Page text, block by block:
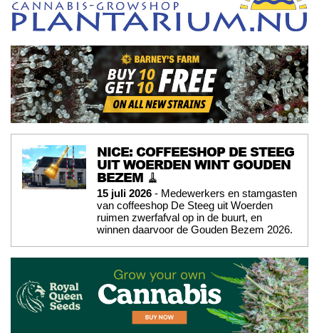
NICE: COFFEESHOP DE STEEG
UIT WOERDEN WINT GOUDEN
BEZEM 🧹
15 juli 2026 - Medewerkers en stamgasten
van coffeeshop De Steeg uit Woerden
ruimen zwerfafval op in de buurt, en
winnen daarvoor de Gouden Bezem 2026.